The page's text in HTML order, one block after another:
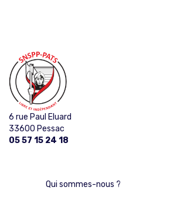
6 rue Paul Eluard
33600 Pessac
05 57 15 24 18
Qui sommes-nous ?